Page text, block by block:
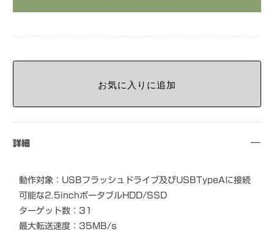
詳細
動作対象：USBフラッシュドライブ及びUSBTypeAに接続
可能な2.5inchポータブルHDD/SSD
ターゲット数：31
最大転送速度：35MB/s